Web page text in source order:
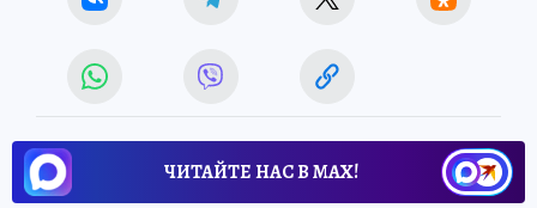
ЧИТАЙТЕ НАС В МАХ!